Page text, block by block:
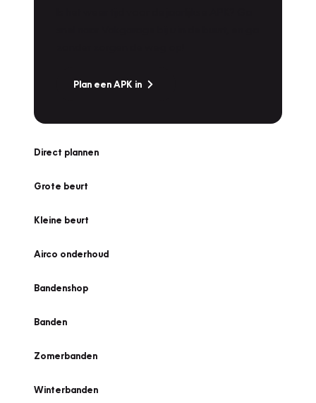
Plan een APK in
Direct plannen
Grote beurt
Kleine beurt
Airco onderhoud
Bandenshop
Banden
Zomerbanden
Winterbanden